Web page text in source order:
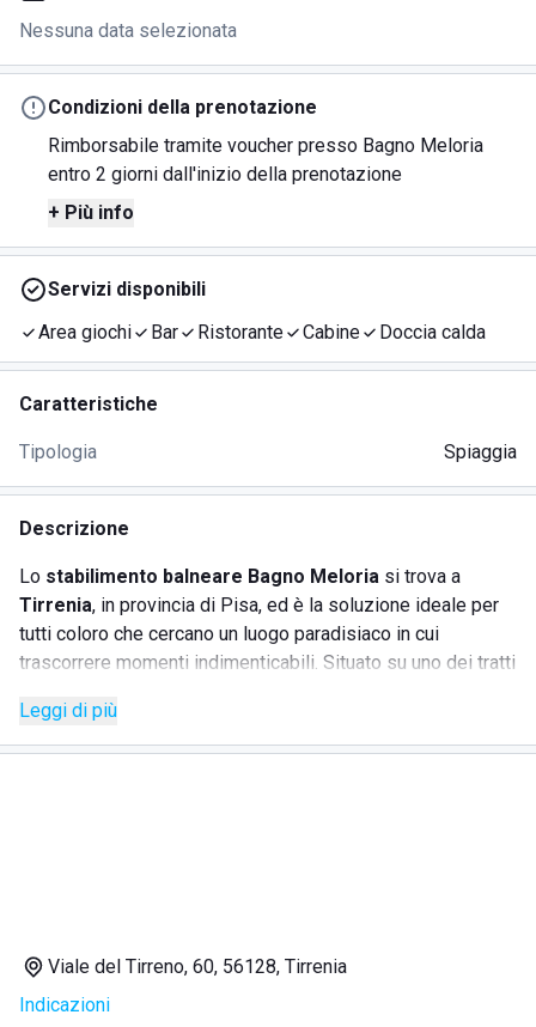
Nessuna data selezionata
Condizioni della prenotazione
Rimborsabile tramite voucher presso Bagno Meloria
entro 2 giorni dall'inizio della prenotazione
+ Più info
Servizi disponibili
Area giochi
Bar Ristorante Cabine Doccia calda
Caratteristiche
Tipologia Spiaggia
Descrizione
Lo stabilimento balneare Bagno Meloria si trova a
Tirrenia, in provincia di Pisa, ed è la soluzione ideale per
tutti coloro che cercano un luogo paradisiaco in cui
trascorrere momenti indimenticabili. Situato su uno dei tratti
Bagno Meloria è sinonimo di benessere, divertimento e
relax. Dotato di ogni comodità, offre tutti i servizi necessari
SERVIZI
Leggi di più
Viale del Tirreno, 60, 56128, Tirrenia
Indicazioni